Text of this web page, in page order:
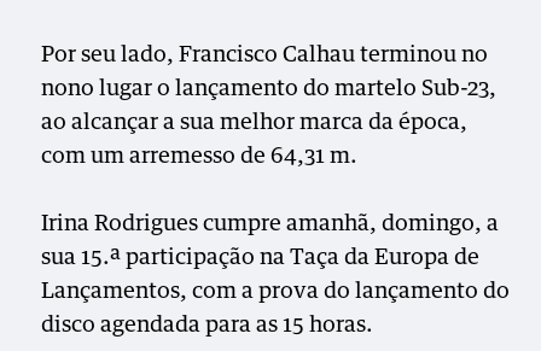
Por seu lado, Francisco Calhau terminou no
nono lugar o lançamento do martelo Sub-23,
ao alcançar a sua melhor marca da época,
com um arremesso de 64,31 m.
Irina Rodrigues cumpre amanhã, domingo, a
sua 15.ª participação na Taça da Europa de
Lançamentos, com a prova do lançamento do
disco agendada para as 15 horas.